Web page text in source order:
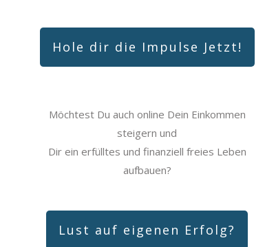
Hole dir die Impulse Jetzt!
Möchtest Du auch online Dein Einkommen
steigern und
Dir ein erfülltes und finanziell freies Leben
aufbauen?
Lust auf eigenen Erfolg?